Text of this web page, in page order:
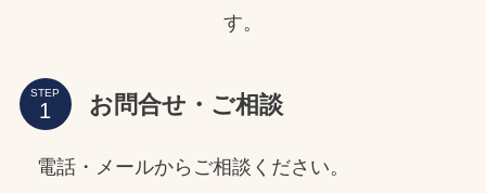
す。
STEP お問合せ・ご相談
電話・メールからご相談ください。